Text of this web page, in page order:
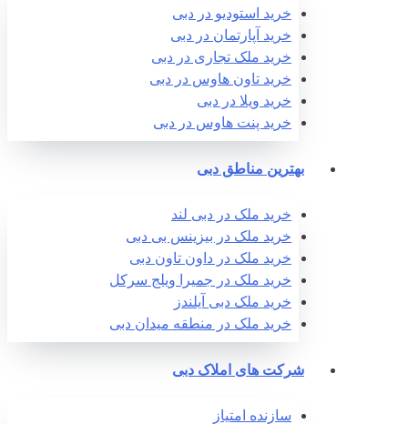
خرید استودیو در دبی
خرید آپارتمان در دبی
خرید ملک تجاری در دبی
خرید تاون هاوس در دبی
خرید ویلا در دبی
خرید پنت هاوس در دبی
بهترین مناطق دبی
خرید ملک در دبی لند
خرید ملک در بیزینس بی دبی
خرید ملک در داون تاون دبی
خرید ملک در جمیرا ویلج سرکل
خرید ملک دبی آیلندز
خرید ملک در منطقه میدان دبی
شرکت های املاک دبی
سازنده امتیاز